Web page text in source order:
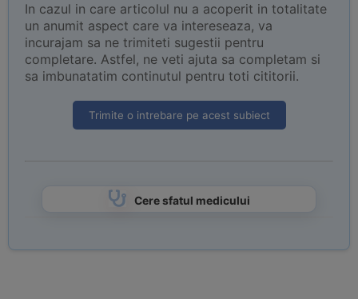
In cazul in care articolul nu a acoperit in totalitate
un anumit aspect care va intereseaza, va
incurajam sa ne trimiteti sugestii pentru
completare. Astfel, ne veti ajuta sa completam si
sa imbunatatim continutul pentru toti cititorii.
Trimite o intrebare pe acest subiect
Cere sfatul medicului